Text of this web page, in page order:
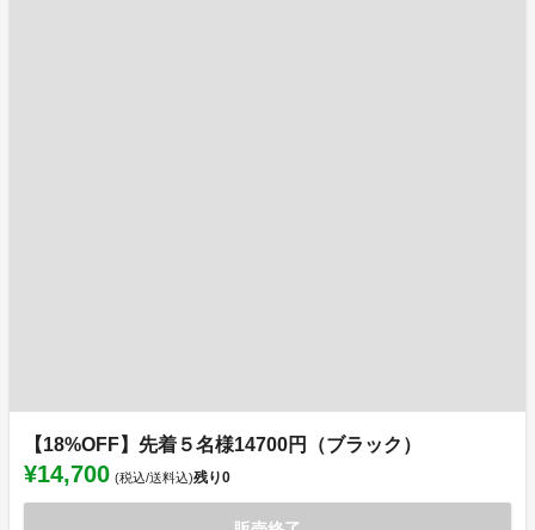
【18%OFF】先着５名様14700円（ブラック）
¥14,700 (税込/送料込)残り0